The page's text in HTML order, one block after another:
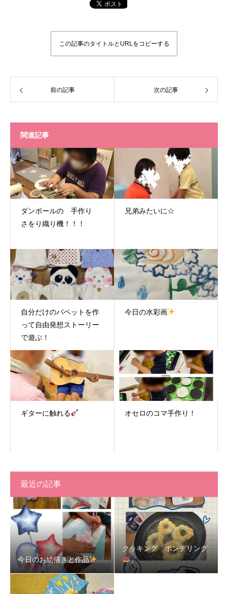
この記事のタイトルとURLをコピーする
前の記事 次の記事
関連記事
ダンボールの 手作り
さをり織り機！！！
兄弟みたいに☆
自分だけのパペットを作
って自由発想ストーリー
で遊ぶ！
今日の水彩画
ギターに触れる オセロのコマ手作り！
最近の記事
今日のお絵描きと作品
クッキング「ポンデリング
」